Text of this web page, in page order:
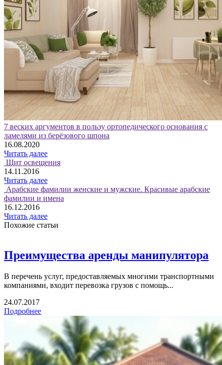
7 веских аргументов в пользу ортопедического основания с
ламелями из берёзового шпона
16.08.2020
Читать далее
Щит освещения
14.11.2016
Читать далее
Арабские фамилии женские и мужские. Красивые арабские
фамилии и имена
16.12.2016
Читать далее
Похожие статьи
Преимущества аренды манипулятора
В перечень услуг, предоставляемых многими транспортными
компаниями, входит перевозка грузов с помощь...
24.07.2017
Подробнее